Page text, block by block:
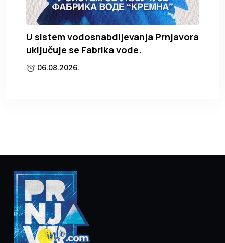
U sistem vodosnabdijevanja Prnjavora
uključuje se Fabrika vode.
06.08.2026.